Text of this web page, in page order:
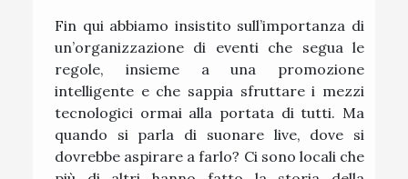
Fin qui abbiamo insistito sull’importanza di
un’organizzazione di eventi che segua le
regole, insieme a una promozione
intelligente e che sappia sfruttare i mezzi
tecnologici ormai alla portata di tutti. Ma
quando si parla di suonare live, dove si
dovrebbe aspirare a farlo? Ci sono locali che